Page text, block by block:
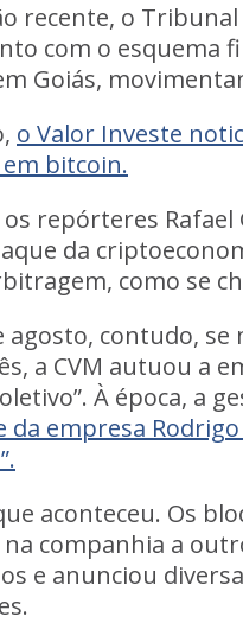
recente, o
com o esquema
Goiás,
o Valor Investe
bitcoin.
repórteres
da
como se
agosto, contudo, se
a CVM autuou a
À época, a
da empresa
aconteceu. Os
na companhia a
e anunciou
.